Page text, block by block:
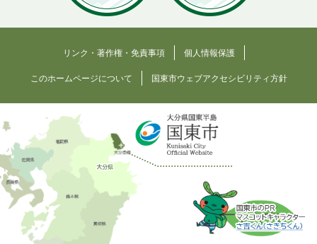
リンク・著作権・免責事項 個人情報保護
このホームページについて 国東市ウェブアクセシビリティ方針